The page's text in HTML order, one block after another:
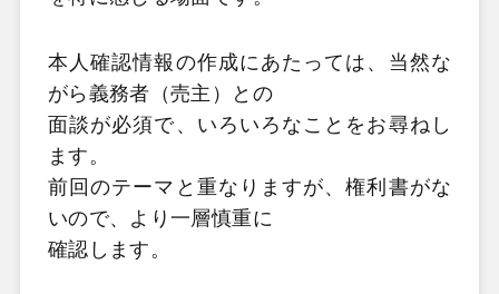
本人確認情報の作成にあたっては、当然な
がら義務者（売主）との
面談が必須で、いろいろなことをお尋ねし
ます。
前回のテーマと重なりますが、権利書がな
いので、より一層慎重に
確認します。